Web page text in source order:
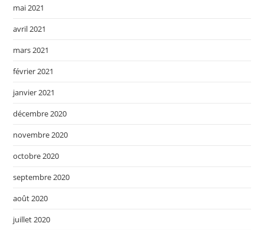
mai 2021
avril 2021
mars 2021
février 2021
janvier 2021
décembre 2020
novembre 2020
octobre 2020
septembre 2020
août 2020
juillet 2020